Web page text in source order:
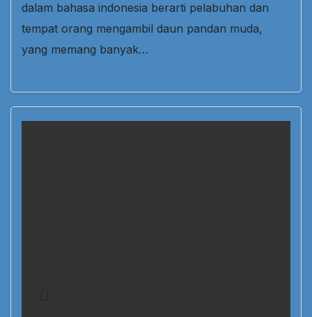
dalam bahasa indonesia berarti pelabuhan dan
tempat orang mengambil daun pandan muda,
yang memang banyak…